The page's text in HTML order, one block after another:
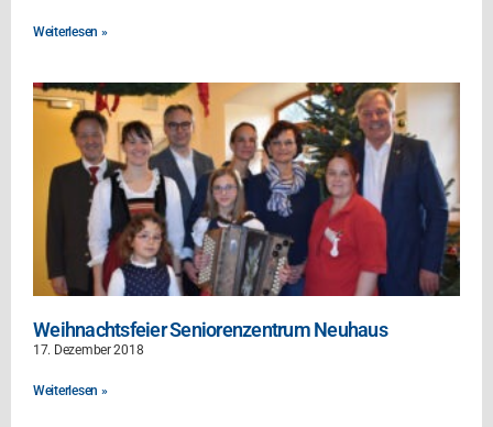
Weiterlesen »
Weihnachtsfeier Seniorenzentrum Neuhaus
17. Dezember 2018
Weiterlesen »